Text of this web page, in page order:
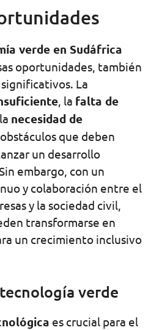
verde en Sudáfrica
oportunidades, también
La
, la falta de
necesidad de
que deben
un desarrollo
embargo, con un
y colaboración entre el
y la sociedad civil,
transformarse en
un crecimiento inclusivo
verde
es crucial para el